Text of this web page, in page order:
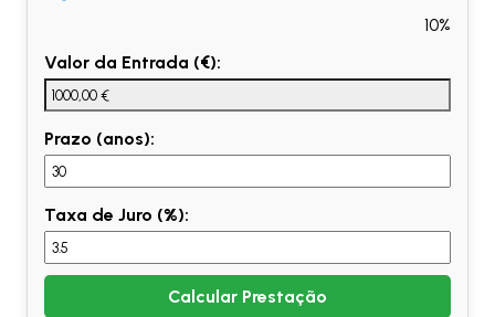
10%
Valor da Entrada (€):
Prazo (anos):
Taxa de Juro (%):
Calcular Prestação